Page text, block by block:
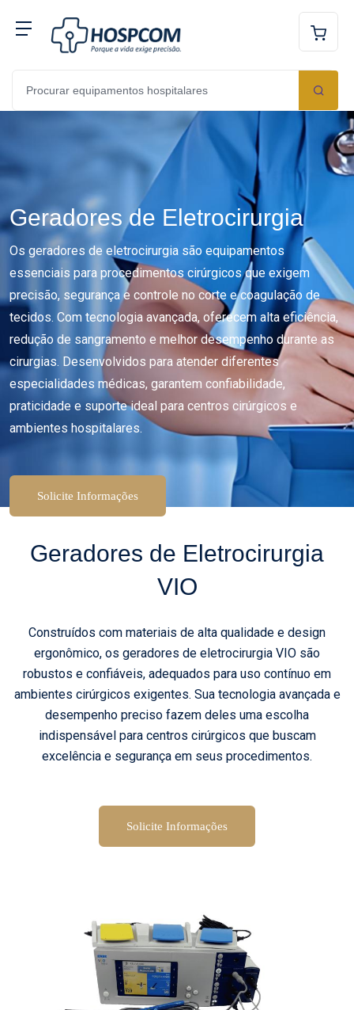
Geradores de Eletrocirurgia
Os geradores de eletrocirurgia são equipamentos
essenciais para procedimentos cirúrgicos que exigem
precisão, segurança e controle no corte e coagulação de
tecidos. Com tecnologia avançada, oferecem alta eficiência,
redução de sangramento e melhor desempenho durante as
cirurgias. Desenvolvidos para atender diferentes
especialidades médicas, garantem confiabilidade,
praticidade e suporte ideal para centros cirúrgicos e
ambientes hospitalares.
Solicite Informações
Geradores de Eletrocirurgia
VIO
Construídos com materiais de alta qualidade e design
ergonômico, os geradores de eletrocirurgia VIO são
robustos e confiáveis, adequados para uso contínuo em
ambientes cirúrgicos exigentes. Sua tecnologia avançada e
desempenho preciso fazem deles uma escolha
indispensável para centros cirúrgicos que buscam
excelência e segurança em seus procedimentos.
Solicite Informações